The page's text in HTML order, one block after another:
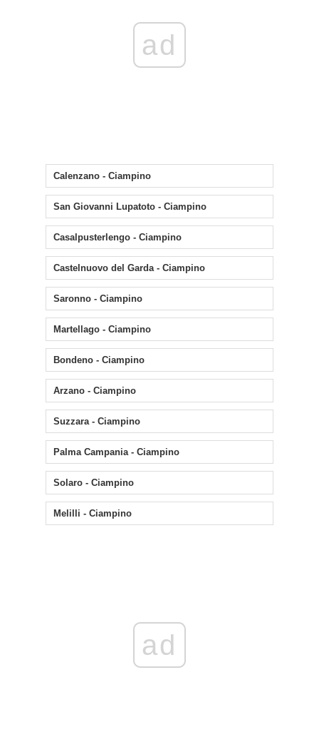
ad
Calenzano - Ciampino
San Giovanni Lupatoto - Ciampino
Casalpusterlengo - Ciampino
Castelnuovo del Garda - Ciampino
Saronno - Ciampino
Martellago - Ciampino
Bondeno - Ciampino
Arzano - Ciampino
Suzzara - Ciampino
Palma Campania - Ciampino
Solaro - Ciampino
Melilli - Ciampino
ad